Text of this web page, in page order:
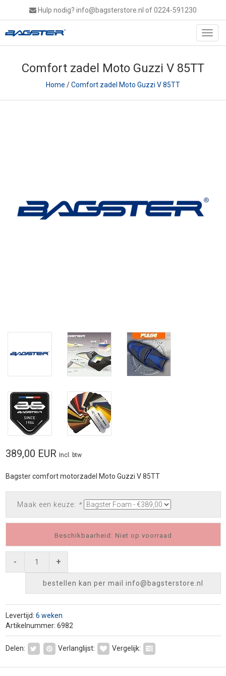
Hulp nodig? info@bagsterstore.nl of 0224-591230
Comfort zadel Moto Guzzi V 85TT
Home /Comfort zadel Moto Guzzi V 85TT
389,00 EUR Incl. btw
Bagster comfort motorzadel Moto Guzzi V 85TT
Maak een keuze: *
Beschikbaarheid: Niet op voorraad
- +
bestellen kan per mail info@bagsterstore.nl
Levertijd: 6 weken
Artikelnummer: 6982
Delen: Verlanglijst: Vergelijk: